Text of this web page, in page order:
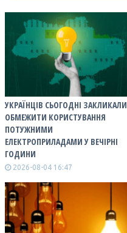
УКРАЇНЦІВ СЬОГОДНІ ЗАКЛИКАЛИ
ОБМЕЖИТИ КОРИСТУВАННЯ
ПОТУЖНИМИ
ЕЛЕКТРОПРИЛАДАМИ У ВЕЧІРНІ
ГОДИНИ
2026-08-04 16:47